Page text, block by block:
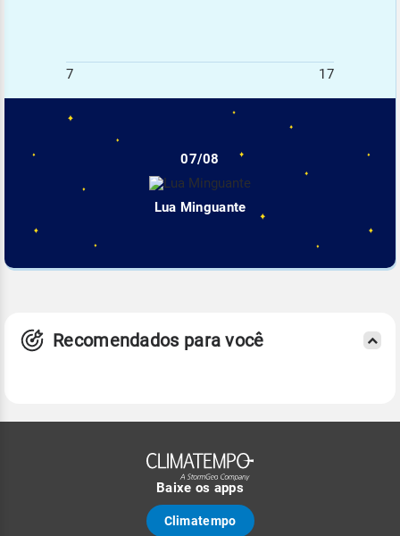
7 17
07/08
Lua Minguante
Recomendados para você
Baixe os apps
Climatempo